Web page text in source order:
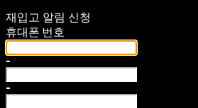
재입고 알림 신청
휴대폰 번호
-
-